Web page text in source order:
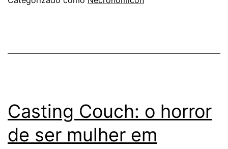
Casting Couch: o horror
de ser mulher em